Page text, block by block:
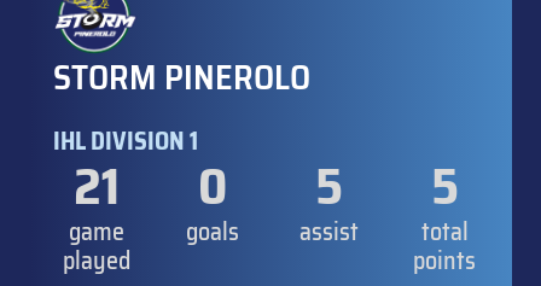
STORM PINEROLO
IHL DIVISION 1
21
game
played
0
goals
5
assist
5
total
points